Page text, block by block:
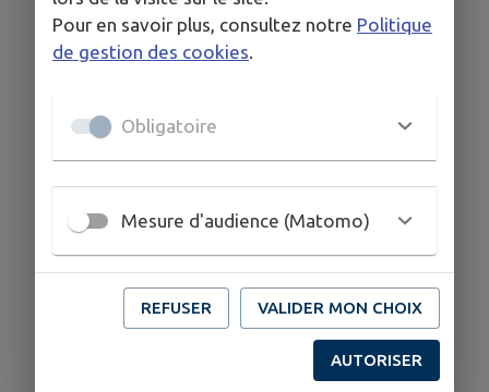
Pour en savoir plus, consultez notre Politique
de gestion des cookies
Obligatoire
Mesure d'audience (Matomo)
REFUSER VALIDER MON CHOIX
AUTORISER